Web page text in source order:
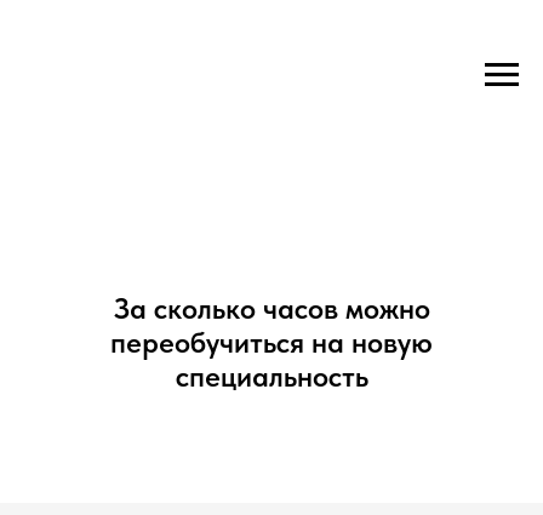
За сколько часов можно
переобучиться на новую
специальность